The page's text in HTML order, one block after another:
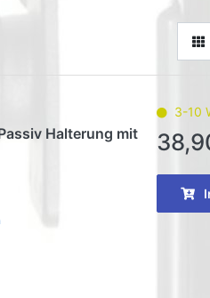
Halterung mit
3-10